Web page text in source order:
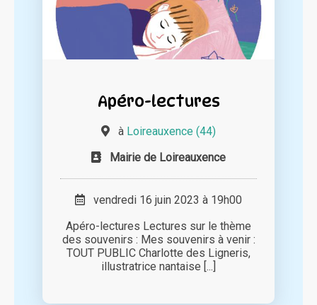
Apéro-lectures
à Loireauxence (44)
Mairie de Loireauxence
vendredi 16 juin 2023 à 19h00
Apéro-lectures Lectures sur le thème
des souvenirs : Mes souvenirs à venir :
TOUT PUBLIC Charlotte des Ligneris,
illustratrice nantaise [...]